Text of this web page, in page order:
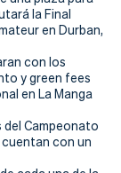
la Final
en Durban,
con los
y green fees
en La Manga
del Campeonato
cuentan con un